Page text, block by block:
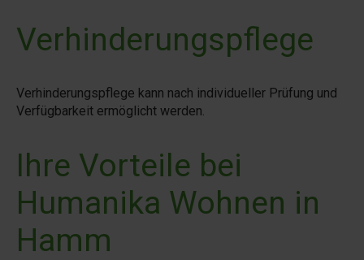
Verhinderungspflege
Verhinderungspflege kann nach individueller Prüfung und
Verfügbarkeit ermöglicht werden.
Ihre Vorteile bei
Humanika Wohnen in
Hamm